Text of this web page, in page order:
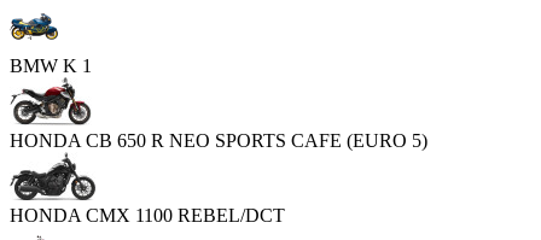
BMW K 1
HONDA CB 650 R NEO SPORTS CAFE (EURO 5)
HONDA CMX 1100 REBEL/DCT